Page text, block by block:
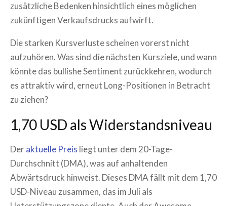
zusätzliche Bedenken hinsichtlich eines möglichen
zukünftigen Verkaufsdrucks aufwirft.
Die starken Kursverluste scheinen vorerst nicht
aufzuhören. Was sind die nächsten Kursziele, und wann
könnte das bullishe Sentiment zurückkehren, wodurch
es attraktiv wird, erneut Long-Positionen in Betracht
zu ziehen?
1,70 USD als Widerstandsniveau
Deraktuelle Preis liegt unter dem 20-Tage-
Durchschnitt (DMA), was auf anhaltenden
Abwärtsdruck hinweist. Dieses DMA fällt mit dem 1,70
USD-Niveau zusammen, das im Juli als